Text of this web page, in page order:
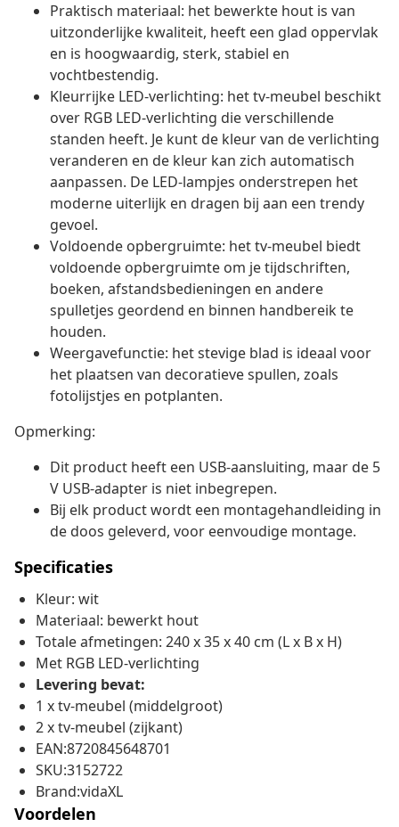
Praktisch materiaal: het bewerkte hout is van
uitzonderlijke kwaliteit, heeft een glad oppervlak
en is hoogwaardig, sterk, stabiel en
vochtbestendig.
Kleurrijke LED-verlichting: het tv-meubel beschikt
over RGB LED-verlichting die verschillende
standen heeft. Je kunt de kleur van de verlichting
veranderen en de kleur kan zich automatisch
aanpassen. De LED-lampjes onderstrepen het
moderne uiterlijk en dragen bij aan een trendy
gevoel.
Voldoende opbergruimte: het tv-meubel biedt
voldoende opbergruimte om je tijdschriften,
boeken, afstandsbedieningen en andere
spulletjes geordend en binnen handbereik te
houden.
Weergavefunctie: het stevige blad is ideaal voor
het plaatsen van decoratieve spullen, zoals
fotolijstjes en potplanten.
Opmerking:
Dit product heeft een USB-aansluiting, maar de 5
V USB-adapter is niet inbegrepen.
Bij elk product wordt een montagehandleiding in
de doos geleverd, voor eenvoudige montage.
Specificaties
Kleur: wit
Materiaal: bewerkt hout
Totale afmetingen: 240 x 35 x 40 cm (L x B x H)
Met RGB LED-verlichting
Levering bevat:
1 x tv-meubel (middelgroot)
2 x tv-meubel (zijkant)
EAN:8720845648701
SKU:3152722
Brand:vidaXL
Voordelen